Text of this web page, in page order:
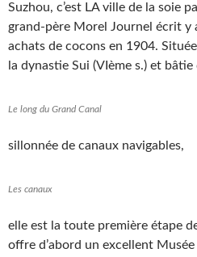
Suzhou, c’est LA ville de la soie
grand-père Morel Journel écrit y
achats de cocons en 1904.
la dynastie Sui (VIème s.) et
Le long du Grand Canal
sillonnée de canaux navigables,
Les canaux
elle est la toute première étape
offre d’abord un excellent Musée